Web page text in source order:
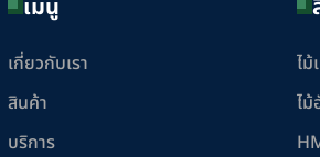
เมนู
เกี่ยวกับเรา
สินค้า
บริการ
ไ
ไม้